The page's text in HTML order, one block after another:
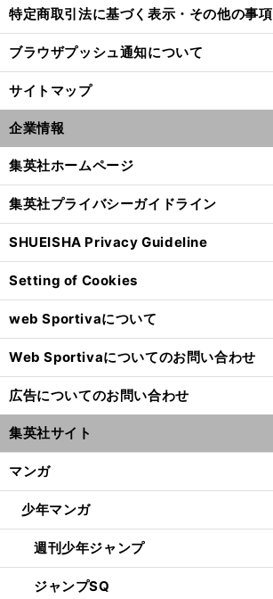
特定商取引法に基づく表示・その他の事項
ブラウザプッシュ通知について
サイトマップ
企業情報
集英社ホームページ
集英社プライバシーガイドライン
SHUEISHA Privacy Guideline
Setting of Cookies
web Sportivaについて
Web Sportivaについてのお問い合わせ
広告についてのお問い合わせ
集英社サイト
マンガ
少年マンガ
週刊少年ジャンプ
ジャンプSQ